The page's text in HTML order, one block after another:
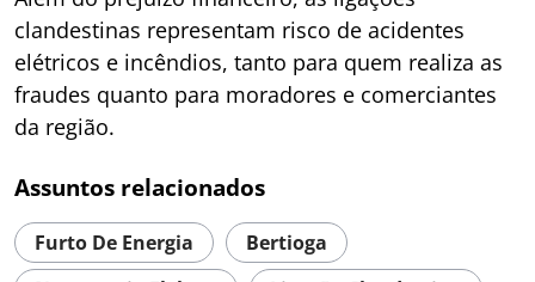
clandestinas representam risco de acidentes
elétricos e incêndios, tanto para quem realiza as
fraudes quanto para moradores e comerciantes
da região.
Assuntos relacionados
Furto De Energia
Bertioga